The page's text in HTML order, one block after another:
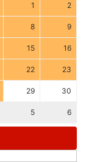
1 2
8 9
15 16
22 23
29 30
5 6